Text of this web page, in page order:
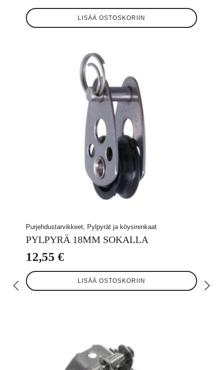
LISÄÄ OSTOSKORIIN
Purjehdustarvikkeet, Pylpyrät ja köysirenkaat
PYLPYRÄ 18MM SOKALLA
12,55 €
LISÄÄ OSTOSKORIIN